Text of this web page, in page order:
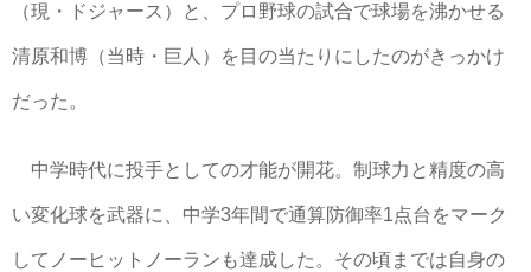
（現・ドジャース）と、プロ野球の試合で球場を沸かせる
清原和博（当時・巨人）を目の当たりにしたのがきっかけ
だった。
中学時代に投手としての才能が開花。制球力と精度の高
い変化球を武器に、中学3年間で通算防御率1点台をマーク
してノーヒットノーランも達成した。その頃までは自身の